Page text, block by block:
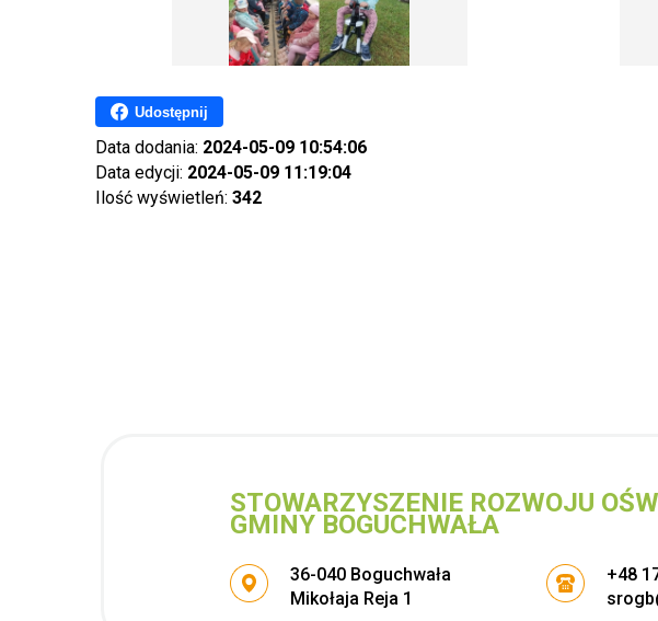
Udostępnij
Data dodania: 2024-05-09 10:54:06
Data edycji: 2024-05-09 11:19:04
Ilość wyświetleń: 342
STOWARZYSZENIE ROZWOJU
GMINY BOGUCHWAŁA
Adres pocztowy:
36-040 Boguchwała
Mikołaja Reja 1
+48